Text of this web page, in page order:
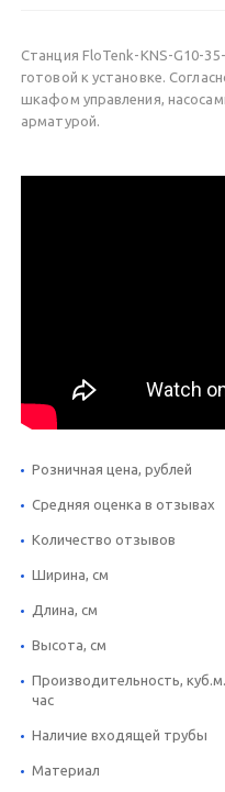
Станция FloTenk-KNS-G10-
готовой к установке.
шкафом управления,
арматурой.
Розничная цена, рублей
Средняя оценка в отзывах
Количество отзывов
Ширина, см
Длина, см
Высота, см
Производительность,
час
Наличие входящей трубы
Материал